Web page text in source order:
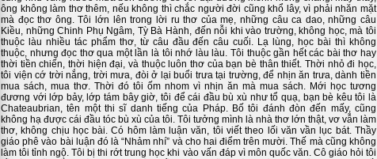
ông không làm thơ thêm, nếu không thì chắc người đời cũng khổ lây, vì phải nhăn mặt
mà đọc thơ ông. Tôi lớn lên trong lời ru thơ của mẹ, những câu ca dao, những câu
Kiều, những Chinh Phụ Ngâm, Tỳ Bà Hành, đến nỗi khi vào trường, không học, mà tôi
thuộc làu nhiều tác phẩm thơ, từ câu đầu đến câu cuối. Lạ lùng, học bài thì không
thuộc, nhưng đọc thơ qua một lần là tôi nhớ làu làu. Tôi thuộc gần hết các bài thơ hay
thời tiền chiến, thời hiện đại, và thuộc luôn thơ của bạn bè thân thiết. Thời nhỏ đi học,
tôi viện cớ trời nắng, trời mưa, đòi ở lại buổi trưa tại trường, để nhịn ăn trưa, dành tiền
mua sách, mua thơ. Thời đó tôi ốm nhom vì nhịn ăn mà mua sách. Mới học tương
đương với lớp bảy, lớp tám bây giờ, tôi để cái đầu bù xù như tổ quạ, bạn bè kêu tôi là
Chateaubrian, tên một thi sĩ danh tiếng của Pháp. Bố tôi đánh đòn đến mấy, cũng
không hạ được cái đầu tóc bù xù của tôi. Tôi tưởng mình là nhà thơ lớn thật, vơ vẫn làm
thơ, không chịu học bài. Có hôm làm luận văn, tôi viết theo lối văn vần lục bát. Thầy
giáo phê vào bài luận đó là “Nhảm nhí” và cho hai điểm trên mười. Thế mà cũng không
làm tôi tỉnh ngộ. Tôi bị thi rớt trung học khi vào vấn đáp vì môn quốc văn. Cô giáo hỏi tôi